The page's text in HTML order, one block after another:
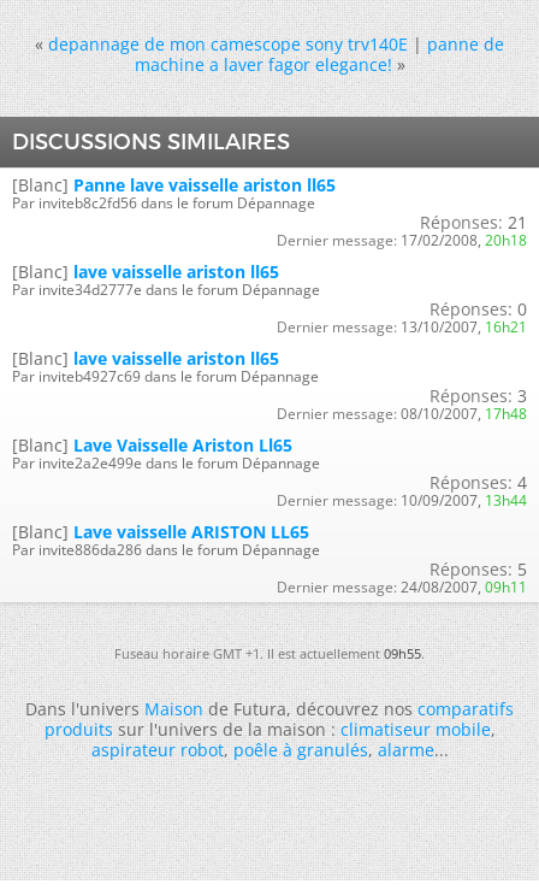
« depannage de mon camescope sony trv140E|panne de
machine a laver fagor elegance! »
DISCUSSIONS SIMILAIRES
[Blanc] Panne lave vaisselle ariston ll65
Par inviteb8c2fd56 dans le forum Dépannage
Réponses: 21
Dernier message: 17/02/2008, 20h18
[Blanc] lave vaisselle ariston ll65
Par invite34d2777e dans le forum Dépannage
Réponses: 0
Dernier message: 13/10/2007, 16h21
[Blanc] lave vaisselle ariston ll65
Par inviteb4927c69 dans le forum Dépannage
Réponses: 3
Dernier message: 08/10/2007, 17h48
[Blanc] Lave Vaisselle Ariston Ll65
Par invite2a2e499e dans le forum Dépannage
Réponses: 4
Dernier message: 10/09/2007, 13h44
[Blanc] Lave vaisselle ARISTON LL65
Par invite886da286 dans le forum Dépannage
Réponses: 5
Dernier message: 24/08/2007, 09h11
Fuseau horaire GMT +1. Il est actuellement09h55.
Dans l'universMaisonde Futura, découvrez noscomparatifs
produitssur l'univers de la maison :climatiseur mobile,
aspirateur robot,poêle à granulés,alarme...